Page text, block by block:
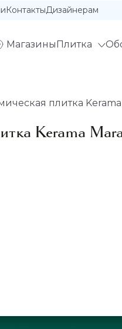
КонтактыДизайнерам
Магазины Плитка
плитка
Kerama